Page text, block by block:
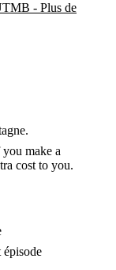
- Plus de
make a
cost to you.
épisode